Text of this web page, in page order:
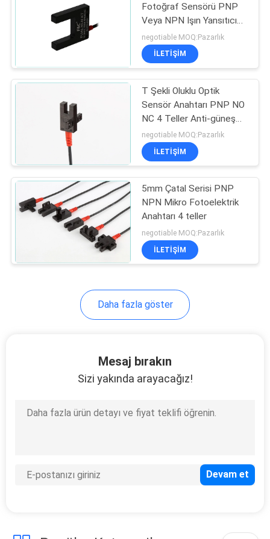
Oluklu Optik Sensör
Etiket Sensörü
Elektrikli Manyetik
Fotoğraf Sensörü PNP
Veya NPN Işın Yansıtıcı
Anahtarı Aracılığıyla
negotiable MOQ:Pazarlık
İLETİŞİM
T Şekli Oluklu Optik
Sensör Anahtarı PNP NO
NC 4 Teller Anti-güneş
ışığı
negotiable MOQ:Pazarlık
İLETİŞİM
5mm Çatal Serisi PNP
NPN Mikro Fotoelektrik
Anahtarı 4 teller
negotiable MOQ:Pazarlık
İLETİŞİM
Daha fazla göster
Mesaj bırakın
Sizi yakında arayacağız!